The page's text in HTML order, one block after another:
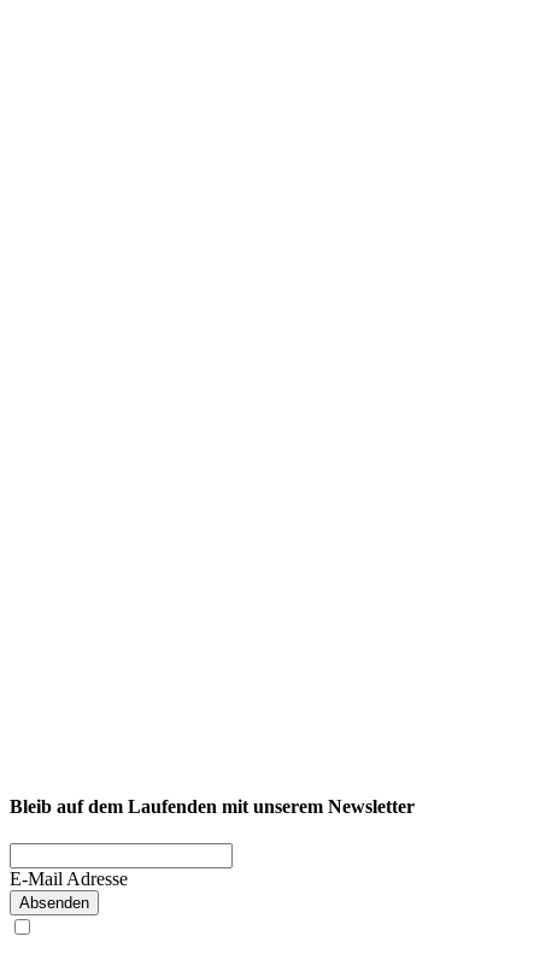
Bleib auf dem Laufenden mit unserem Newsletter
E-Mail Adresse
Absenden